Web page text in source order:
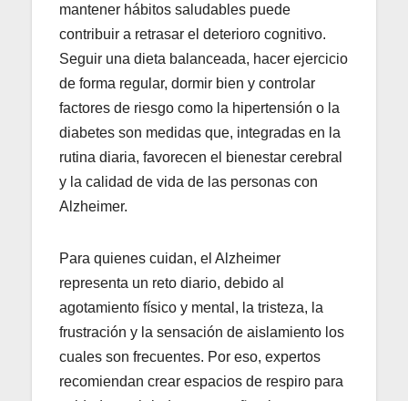
mantener hábitos saludables puede
contribuir a retrasar el deterioro cognitivo.
Seguir una dieta balanceada, hacer ejercicio
de forma regular, dormir bien y controlar
factores de riesgo como la hipertensión o la
diabetes son medidas que, integradas en la
rutina diaria, favorecen el bienestar cerebral
y la calidad de vida de las personas con
Alzheimer.
Para quienes cuidan, el Alzheimer
representa un reto diario, debido al
agotamiento físico y mental, la tristeza, la
frustración y la sensación de aislamiento los
cuales son frecuentes. Por eso, expertos
recomiendan crear espacios de respiro para